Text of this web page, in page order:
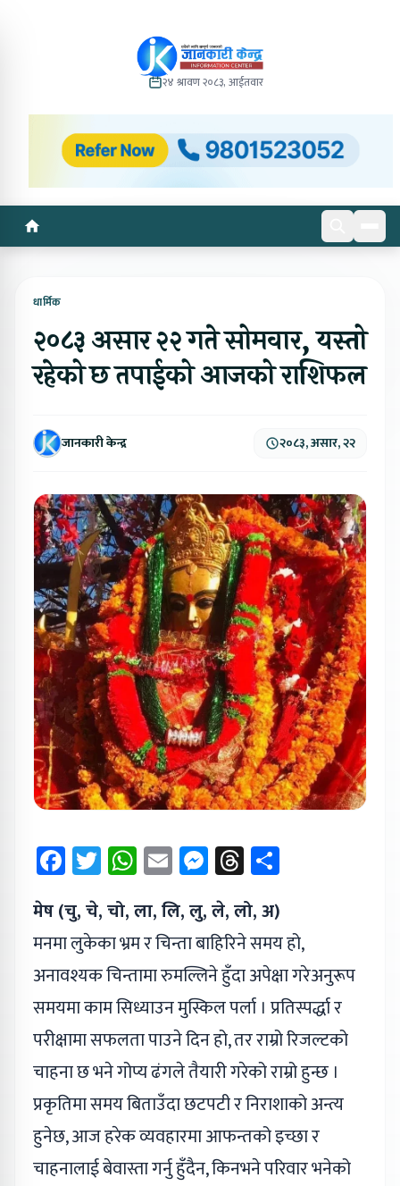
२४ श्रावण २०८३, आईतवार
धार्मिक
२०८३ असार २२ गते सोमवार, यस्तो
रहेको छ तपाईको आजको राशिफल
जानकारी केन्द्र २०८३, असार, २२
Facebook
Twitter
WhatsApp
EmailMessenger
Threads
मेष (चु, चे, चो, ला, लि, लु, ले, लो, अ)
मनमा लुकेका भ्रम र चिन्ता बाहिरिने समय हो,
अनावश्यक चिन्तामा रुमल्लिने हुँदा अपेक्षा गरेअनुरूप
समयमा काम सिध्याउन मुस्किल पर्ला । प्रतिस्पर्द्धा र
परीक्षामा सफलता पाउने दिन हो, तर राम्रो रिजल्टको
चाहना छ भने गोप्य ढंगले तैयारी गरेको राम्रो हुन्छ ।
प्रकृतिमा समय बिताउँदा छटपटी र निराशाको अन्त्य
हुनेछ, आज हरेक व्यवहारमा आफन्तको इच्छा र
चाहनालाई बेवास्ता गर्नु हुँदैन, किनभने परिवार भनेको